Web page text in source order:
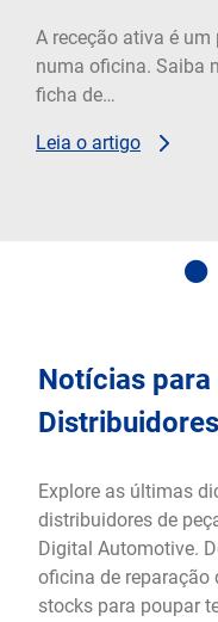
A receção ativa é
numa oficina. Saiba
ficha de…
Leia o artigo
Notícias para
Explore as últimas
distribuidores de
Digital Automotive.
oficina de reparação
stocks para poupar